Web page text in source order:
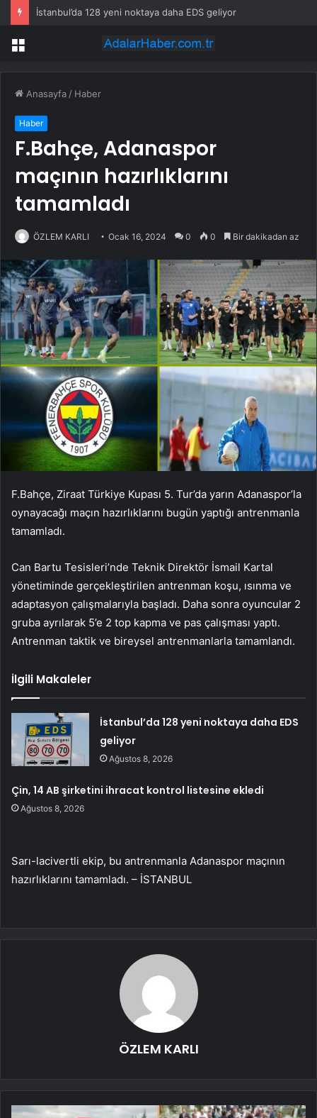
İstanbul’da 128 yeni noktaya daha EDS geliyor
Menü
Anasayfa / Haber
Haber
F.Bahçe, Adanaspor
maçının hazırlıklarını
tamamladı
ÖZLEM KARLI Ocak 16, 2024 0 0 Bir dakikadan az
F.Bahçe, Ziraat Türkiye Kupası 5. Tur’da yarın Adanaspor’la
oynayacağı maçın hazırlıklarını bugün yaptığı antrenmanla
tamamladı.
Can Bartu Tesisleri’nde Teknik Direktör İsmail Kartal
yönetiminde gerçekleştirilen antrenman koşu, ısınma ve
adaptasyon çalışmalarıyla başladı. Daha sonra oyuncular 2
gruba ayrılarak 5’e 2 top kapma ve pas çalışması yaptı.
Antrenman taktik ve bireysel antrenmanlarla tamamlandı.
İlgili Makaleler
İstanbul’da 128 yeni noktaya daha EDS
geliyor
Ağustos 8, 2026
Çin, 14 AB şirketini ihracat kontrol listesine ekledi
Ağustos 8, 2026
Sarı-lacivertli ekip, bu antrenmanla Adanaspor maçının
hazırlıklarını tamamladı. – İSTANBUL
ÖZLEM KARLI